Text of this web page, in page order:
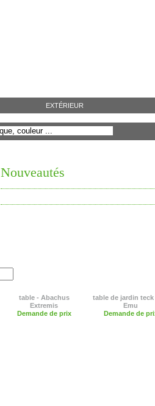
EXTÉRIEUR
Nouveautés
table - Abachus
Extremis
Demande de prix
table de jardin teck
Emu
Demande de